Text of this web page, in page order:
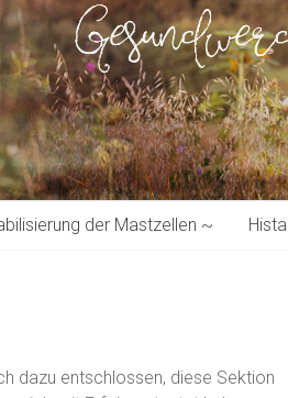
der Mastzellen ~
dazu entschlossen, diese Sektion